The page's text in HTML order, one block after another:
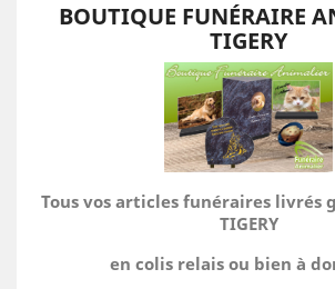
BOUTIQUE FUNÉRAIRE
TIGERY
Tous vos articles funéraires livrés
TIGERY
en colis relais ou bien à